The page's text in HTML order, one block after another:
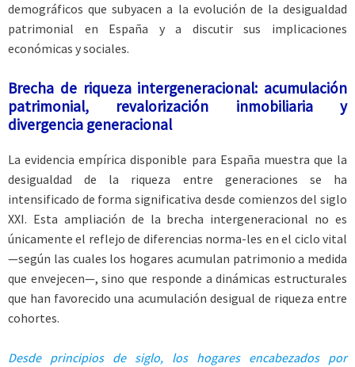
demográficos que subyacen a la evolución de la desigualdad
patrimonial en España y a discutir sus implicaciones
económicas y sociales.
Brecha de riqueza intergeneracional: acumulación
patrimonial, revalorización inmobiliaria y
divergencia generacional
La evidencia empírica disponible para España muestra que la
desigualdad de la riqueza entre generaciones se ha
intensificado de forma significativa desde comienzos del siglo
XXI. Esta ampliación de la brecha intergeneracional no es
únicamente el reflejo de diferencias norma-les en el ciclo vital
—según las cuales los hogares acumulan patrimonio a medida
que envejecen—, sino que responde a dinámicas estructurales
que han favorecido una acumulación desigual de riqueza entre
cohortes.
Desde principios de siglo, los hogares encabezados por